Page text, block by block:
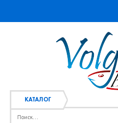
КАТАЛОГ